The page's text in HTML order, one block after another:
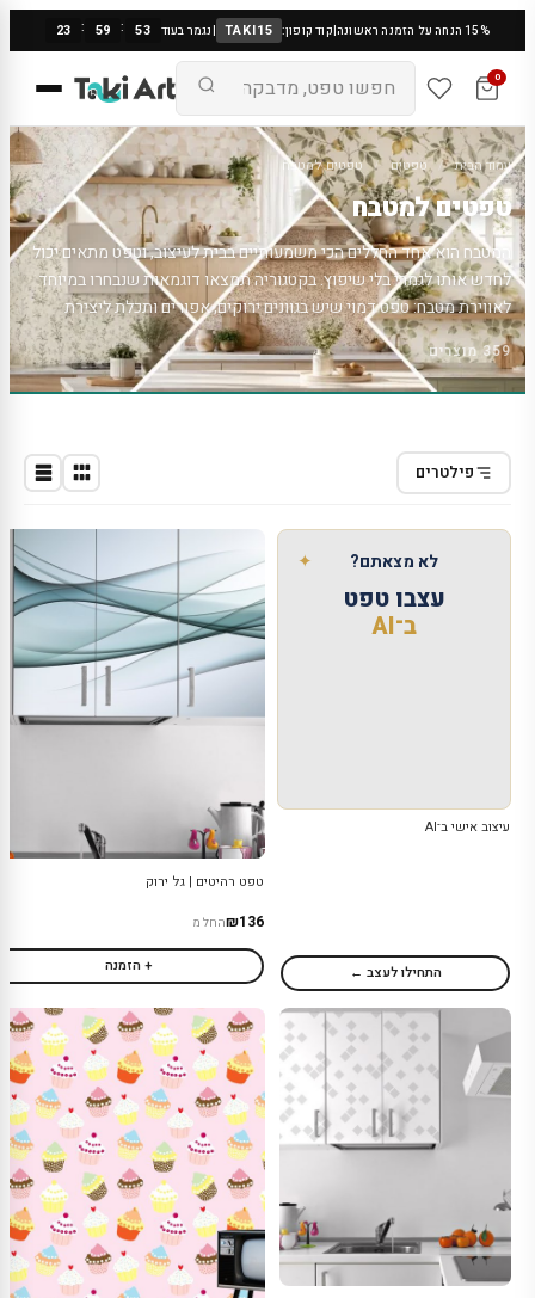
15% הנחה על הזמנה ראשונה |קוד קופון: TAKI15
|נגמר בעוד 23 : 59 : 52
0
עמוד הבית / טפטים / טפטים למטבח
טפטים למטבח
המטבח הוא אחד החללים הכי משמעותיים בבית לעיצוב, וטפט מתאים יכול
לחדש אותו לגמרי בלי שיפוץ. בקטגוריה תמצאו דוגמאות שנבחרו במיוחד
לאווירת מטבח: טפט דמוי שיש בגוונים ירוקים, אפורים ותכלת ליצירת
מראה יוקרתי ונקי, טקסטורת בטון מודרנית, עלי ג'ונגל בגווני אפור לנגיעה
טרופית עדינה, וכן דוגמאות פאטרן צבעוניות למטבח עליז ומזמין. הטפטים
מודפסים ונחתכים בהתאמה אישית למידות הקיר המדויקות שלכם — כולל
לרענן את המטבח תוך שעה-שעתיים בלבד.
359 מוצרים
פילטרים
✦ לא מצאתם?
עצבו טפט
ב־AI
עיצוב אישי ב־AI
התחילו לעצב ←
טפט רהיטים | גל ירוק
₪136החל מ
+ הזמנה